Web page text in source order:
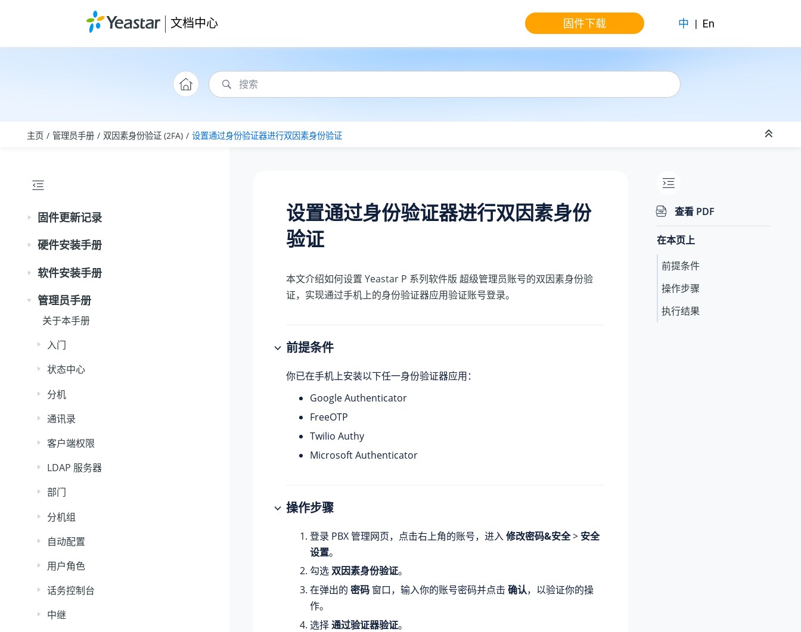
文档中心 固件下载 中 | En
主页 管理员手册 双因素身份验证 (2FA) 设置通过身份验证器进行双因素身份验证
固件更新记录
硬件安装手册
软件安装手册
管理员手册
关于本手册
入门
状态中心
分机
通讯录
客户端权限
LDAP 服务器
部门
分机组
自动配置
用户角色
话务控制台
中继
设置通过身份验证器进行双因素身份
验证
本文介绍如何设置 Yeastar P 系列软件版 超级管理员账号的双因素身份验
证，实现通过手机上的身份验证器应用验证账号登录。
前提条件
你已在手机上安装以下任一身份验证器应用：
Google Authenticator
FreeOTP
Twilio Authy
Microsoft Authenticator
操作步骤
登录 PBX 管理网页，点击右上角的账号，进入修改密码&安全> 安全
设置。
勾选 双因素身份验证。
在弹出的 密码 窗口，输入你的账号密码并点击 确认，以验证你的操
作。
选择通过验证器验证。
查看 PDF
在本页上
前提条件
操作步骤
执行结果